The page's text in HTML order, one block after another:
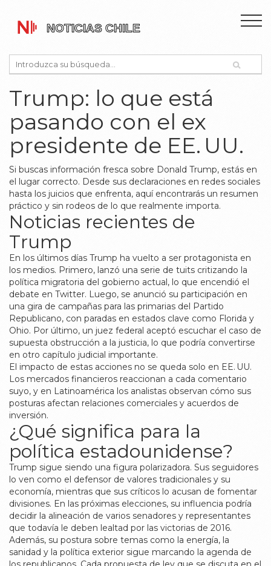
Trump: lo que está
pasando con el ex
presidente de EE. UU.
Si buscas información fresca sobre Donald Trump, estás en
el lugar correcto. Desde sus declaraciones en redes sociales
hasta los juicios que enfrenta, aquí encontrarás un resumen
práctico y sin rodeos de lo que realmente importa.
Noticias recientes de
Trump
En los últimos días Trump ha vuelto a ser protagonista en
los medios. Primero, lanzó una serie de tuits critizando la
política migratoria del gobierno actual, lo que encendió el
debate en Twitter. Luego, se anunció su participación en
una gira de campañas para las primarias del Partido
Republicano, con paradas en estados clave como Florida y
Ohio. Por último, un juez federal aceptó escuchar el caso de
supuesta obstrucción a la justicia, lo que podría convertirse
en otro capítulo judicial importante.
El impacto de estas acciones no se queda solo en EE. UU.
Los mercados financieros reaccionan a cada comentario
suyo, y en Latinoamérica los analistas observan cómo sus
posturas afectan relaciones comerciales y acuerdos de
inversión.
¿Qué significa para la
política estadounidense?
Trump sigue siendo una figura polarizadora. Sus seguidores
lo ven como el defensor de valores tradicionales y su
economía, mientras que sus críticos lo acusan de fomentar
divisiones. En las próximas elecciones, su influencia podría
decidir la alineación de varios senadores y representantes
que todavía le deben lealtad por las victorias de 2016.
Además, su postura sobre temas como la energía, la
sanidad y la política exterior sigue marcando la agenda de